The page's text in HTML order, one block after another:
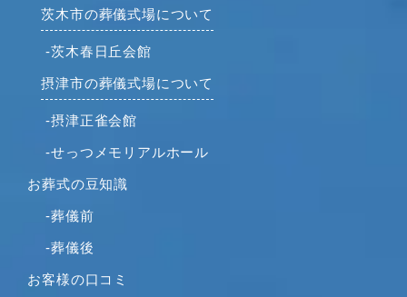
2021年7月
2021年6月
2021年5月
2021年4月
2021年1月
2020年12月
2020年11月
2020年8月
茨木市の葬儀式場について
-茨木春日丘会館
摂津市の葬儀式場について
-摂津正雀会館
-せっつメモリアルホール
お葬式の豆知識
-葬儀前
-葬儀後
お客様の口コミ